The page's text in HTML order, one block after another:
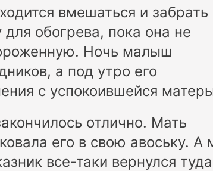
вмешаться и забрать
обогрева, пока она не
Ночь малыш
а под утро его
с успокоившейся
отлично. Мать
его в свою авоську. А
все-таки вернулся